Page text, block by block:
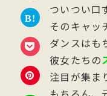
ついつい口
そのキャッ
ダンスはも
彼女たちの
注目が集ま